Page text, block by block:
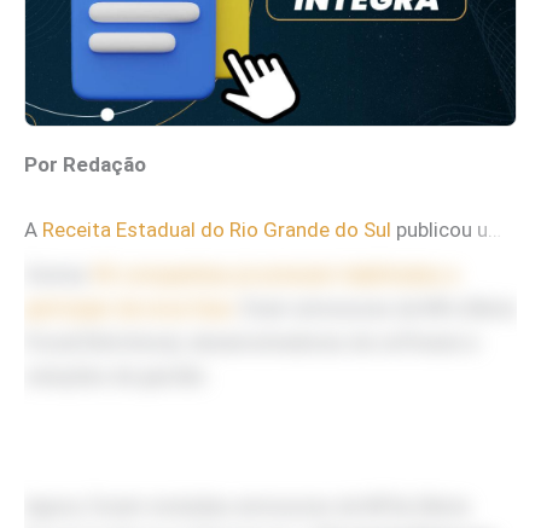
Por Redação
A Receita Estadual do Rio Grande do Sul publicou uma lista complementar com mais 131 empresas habilitadas a participar da 2ª etapa do piloto do sistema de apuração do IBS (Imposto sobre Bens e Serviços).